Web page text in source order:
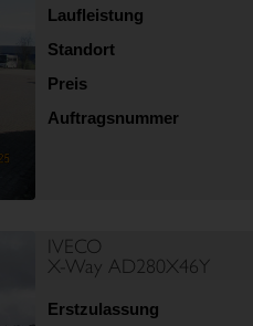
Laufleistung
Standort
Preis
Auftragsnummer
IVECO
X-Way AD280X46Y
Erstzulassung